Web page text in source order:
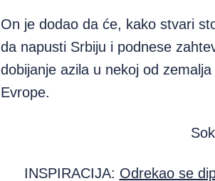
On je dodao da će, kako stvari
da napusti Srbiju i podnese
dobijanje azila u nekoj od
Evrope.
INSPIRACIJA: Odrekao se